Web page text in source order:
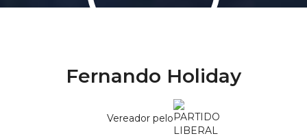
Fernando Holiday
Vereador pelo